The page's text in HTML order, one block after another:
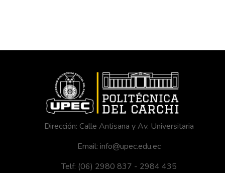
Dirección: Calle Antisana y Av. Universitaria
Email: info@upec.edu.ec
Telf: (06) 2980 837 - 2984 435